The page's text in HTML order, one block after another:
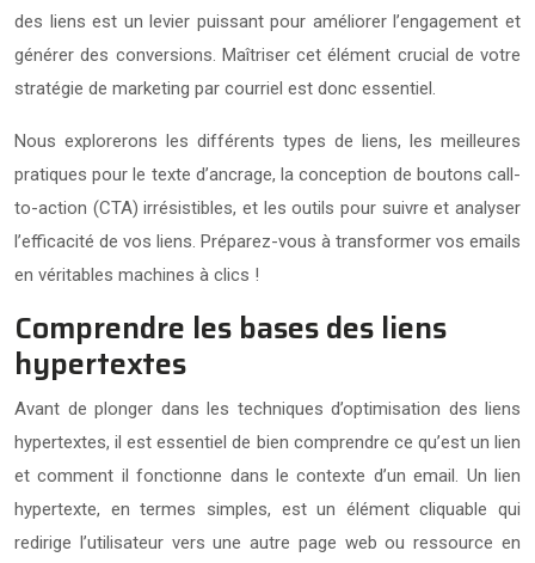
des liens est un levier puissant pour améliorer l’engagement et
générer des conversions. Maîtriser cet élément crucial de votre
stratégie de marketing par courriel est donc essentiel.
Nous explorerons les différents types de liens, les meilleures
pratiques pour le texte d’ancrage, la conception de boutons call-
to-action (CTA) irrésistibles, et les outils pour suivre et analyser
l’efficacité de vos liens. Préparez-vous à transformer vos emails
en véritables machines à clics !
Comprendre les bases des liens
hypertextes
Avant de plonger dans les techniques d’optimisation des liens
hypertextes, il est essentiel de bien comprendre ce qu’est un lien
et comment il fonctionne dans le contexte d’un email. Un lien
hypertexte, en termes simples, est un élément cliquable qui
redirige l’utilisateur vers une autre page web ou ressource en